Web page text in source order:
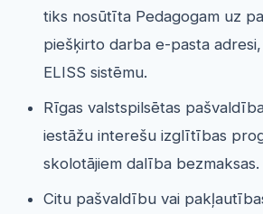
tiks nosūtīta Pedagogam uz
piešķirto darba e-pasta
ELISS sistēmu.
Rīgas valstspilsētas
iestāžu interešu izglītības
skolotājiem dalība bezmaksas.
Citu pašvaldību vai